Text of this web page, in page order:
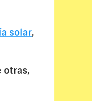
solar,
otras,